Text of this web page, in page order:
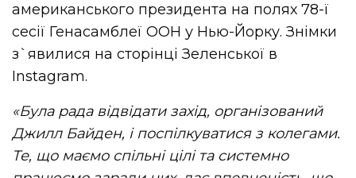
американського президента на полях 78-ї
сесії Генасамблеї ООН у Нью-Йорку. Знімки
з`явилися на сторінці Зеленської в
Instagram.
«Була рада відвідати захід, організований
Джилл Байден, і поспілкуватися з колегами.
Те, що маємо спільні цілі та системно